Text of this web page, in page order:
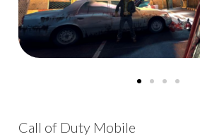
Call of Duty Mobile